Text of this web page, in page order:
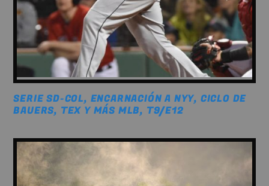
SERIE SD-COL, ENCARNACIÓN A NYY, CICLO DE
BAUERS, TEX Y MÁS MLB, T9/E12